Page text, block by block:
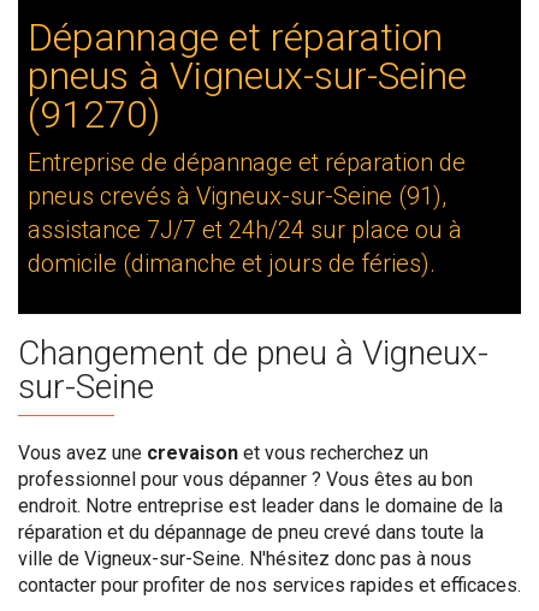
Dépannage et réparation
pneus à Vigneux-sur-Seine
(91270)
Entreprise de dépannage et réparation de
pneus crevés à Vigneux-sur-Seine (91),
assistance 7J/7 et 24h/24 sur place ou à
domicile (dimanche et jours de féries).
Changement de pneu à Vigneux-
sur-Seine
Vous avez une crevaison et vous recherchez un
professionnel pour vous dépanner ? Vous êtes au bon
endroit. Notre entreprise est leader dans le domaine de la
réparation et du dépannage de pneu crevé dans toute la
ville de Vigneux-sur-Seine. N'hésitez donc pas à nous
contacter pour profiter de nos services rapides et efficaces.